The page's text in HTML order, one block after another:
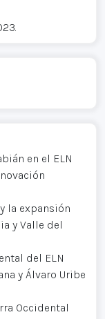
en el ELN
la expansión
y Valle del
del ELN
y Álvaro Uribe
Occidental